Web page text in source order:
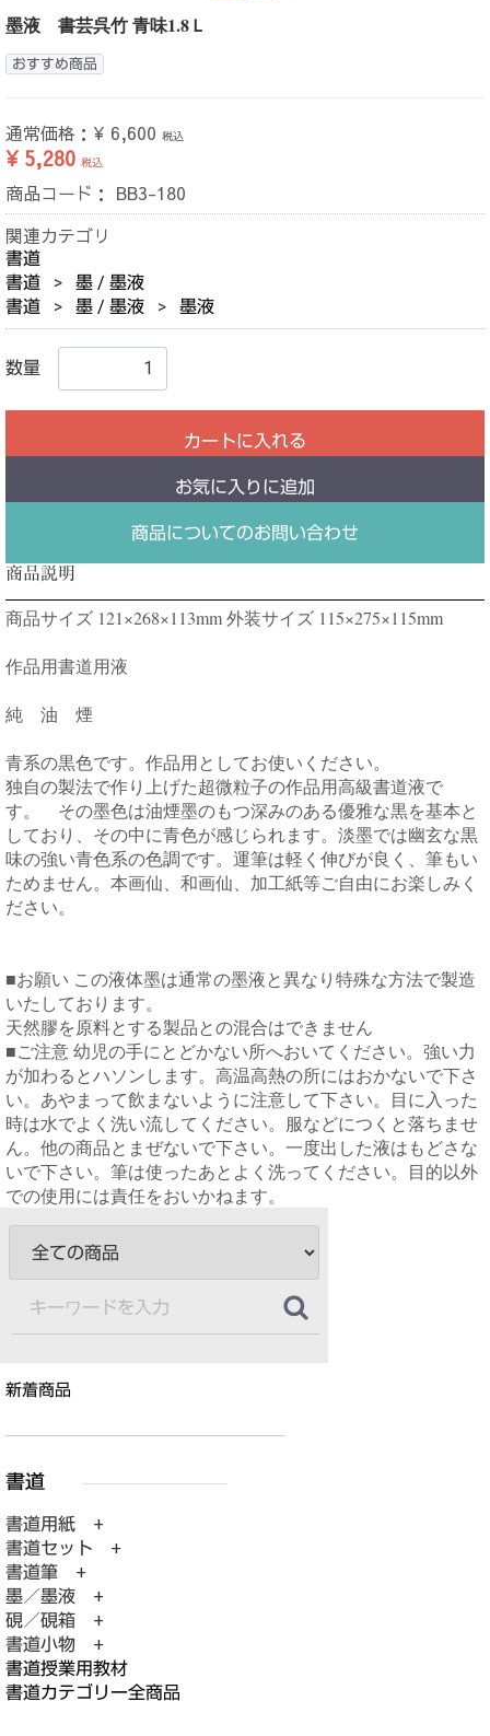
墨液 書芸呉竹 青味1.8Ｌ
おすすめ商品
通常価格： ¥ 6,600 税込
¥ 5,280 税込
商品コード： BB3-180
関連カテゴリ
書道
書道
墨 / 墨液
書道
墨 / 墨液 墨液
数量
カートに入れる
お気に入りに追加
商品についてのお問い合わせ
商品説明
商品サイズ 121×268×113mm 外装サイズ 115×275×115mm
作品用書道用液
純 油 煙
青系の黒色です。作品用としてお使いください。
独自の製法で作り上げた超微粒子の作品用高級書道液で
す。 その墨色は油煙墨のもつ深みのある優雅な黒を基本と
しており、その中に青色が感じられます。淡墨では幽玄な黒
味の強い青色系の色調です。運筆は軽く伸びが良く、筆もい
ためません。本画仙、和画仙、加工紙等ご自由にお楽しみく
ださい。
■お願い この液体墨は通常の墨液と異なり特殊な方法で製造
いたしております。
天然膠を原料とする製品との混合はできません
■ご注意 幼児の手にとどかない所へおいてください。強い力
が加わるとハソンします。高温高熱の所にはおかないで下さ
い。あやまって飲まないように注意して下さい。目に入った
時は水でよく洗い流してください。服などにつくと落ちませ
ん。他の商品とまぜないで下さい。一度出した液はもどさな
いで下さい。筆は使ったあとよく洗ってください。目的以外
での使用には責任をおいかねます。
新着商品
書道用紙 +
書道セット +
書道筆 +
墨／墨液 +
硯／硯箱 +
書道小物 +
書道授業用教材
書道カテゴリー全商品